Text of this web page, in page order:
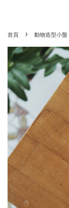
首頁 › 動物造型小盤